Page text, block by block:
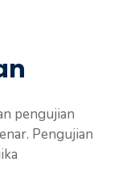
pengujian
Pengujian